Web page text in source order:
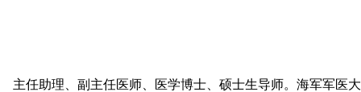
主任助理、副主任医师、医学博士、硕士生导师。海军军医